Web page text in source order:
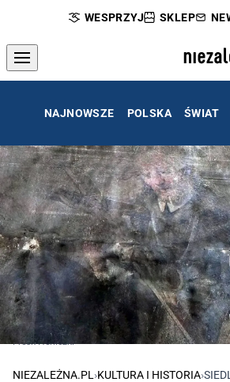
WESPRZYJ SKLEP
NAJNOWSZE POLSKA ŚWIAT
Fresk Herliczki
NIEZALEŻNA.PL ›KULTURA I HISTORIA›